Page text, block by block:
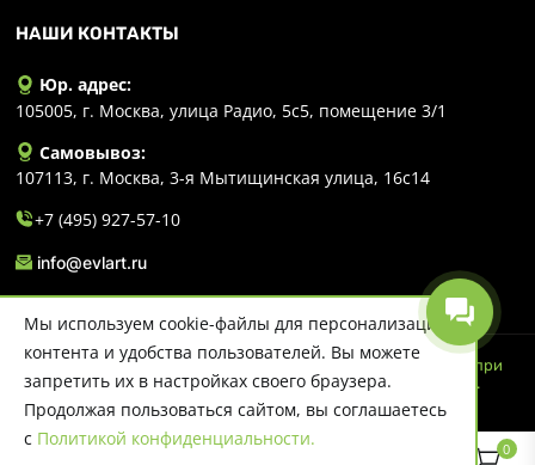
0
НАШИ КОНТАКТЫ
Юр. адрес:
105005, г. Москва, улица Радио, 5с5, помещение 3/1
Самовывоз:
107113, г. Москва, 3-я Мытищинская улица, 16с14
+7 (495) 927-57-10
info@evlart.ru
© 2026 Evlart. Сайт несет информационный характер и ни при
каких обстоятельствах не является публичной офертой.
Политика конфиденциальности
Мы используем cookie-файлы для персонализации
контента и удобства пользователей. Вы можете
запретить их в настройках своего браузера.
Продолжая пользоваться сайтом, вы соглашаетесь
с Политикой конфиденциальности.